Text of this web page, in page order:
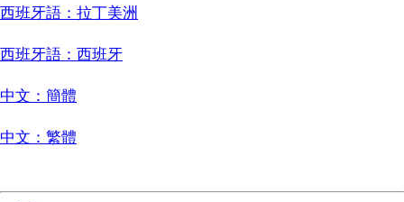
西班牙語：拉丁美洲
西班牙語：西班牙
中文：簡體
中文：繁體